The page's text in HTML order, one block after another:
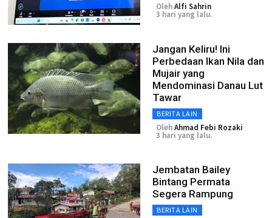
OlehAlfi Sahrin
3 hari yang lalu.
Jangan Keliru! Ini
Perbedaan Ikan Nila dan
Mujair yang
Mendominasi Danau Lut
Tawar
BERITA LAIN
OlehAhmad Febi Rozaki
3 hari yang lalu.
Jembatan Bailey
Bintang Permata
Segera Rampung
BERITA LAIN